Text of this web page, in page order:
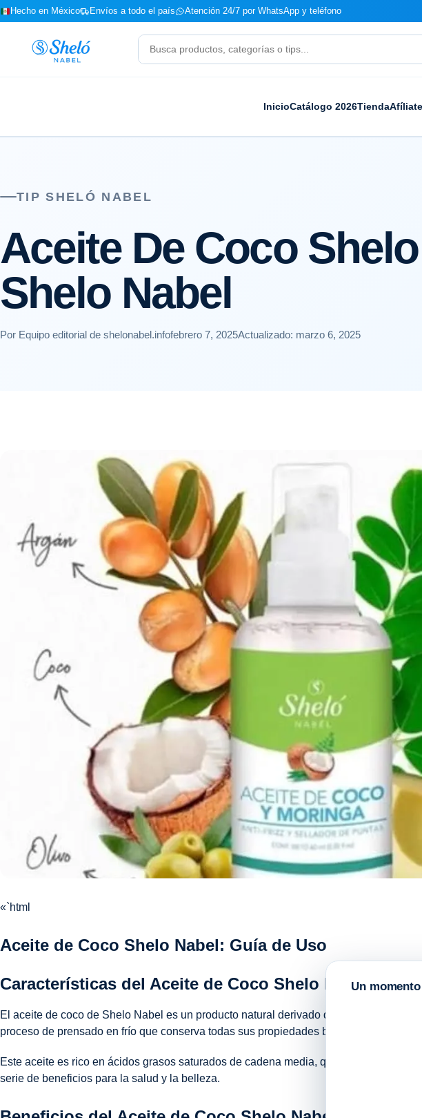
Hecho en México Envíos a todo el país Atención 24/7 por WhatsApp y teléfono
Buscar
productos
Inicio Tienda
Catálogo 2026
TIP SHELÓ NABEL
Aceite De Coco
Shelo Nabel
Por Equipo editorial de shelonabel.infofebrero 7, 2025Actualizado: marzo 6, 2025
«`html
Aceite de Coco Shelo Nabel: Guía de Uso
Características del Aceite de Coco Shelo Nabel
El aceite de coco de Shelo Nabel es un producto natural derivado de la pulpa de coco
proceso de prensado en frío que conserva todas sus propiedades beneficiosas.
Este aceite es rico en ácidos grasos saturados de cadena media, que son fácilmente
serie de beneficios para la salud y la belleza.
Un